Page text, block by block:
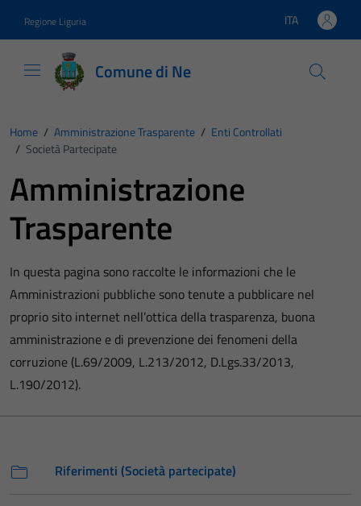
Regione Liguria Lingua attiva:
ITA
Comune di Ne
Home / Amministrazione Trasparente / Enti Controllati
/ Società Partecipate
Amministrazione
Trasparente
In questa pagina sono raccolte le informazioni che le
Amministrazioni pubbliche sono tenute a pubblicare nel
proprio sito internet nell’ottica della trasparenza, buona
amministrazione e di prevenzione dei fenomeni della
corruzione (L.69/2009, L.213/2012, D.Lgs.33/2013,
L.190/2012).
Riferimenti (Società partecipate)